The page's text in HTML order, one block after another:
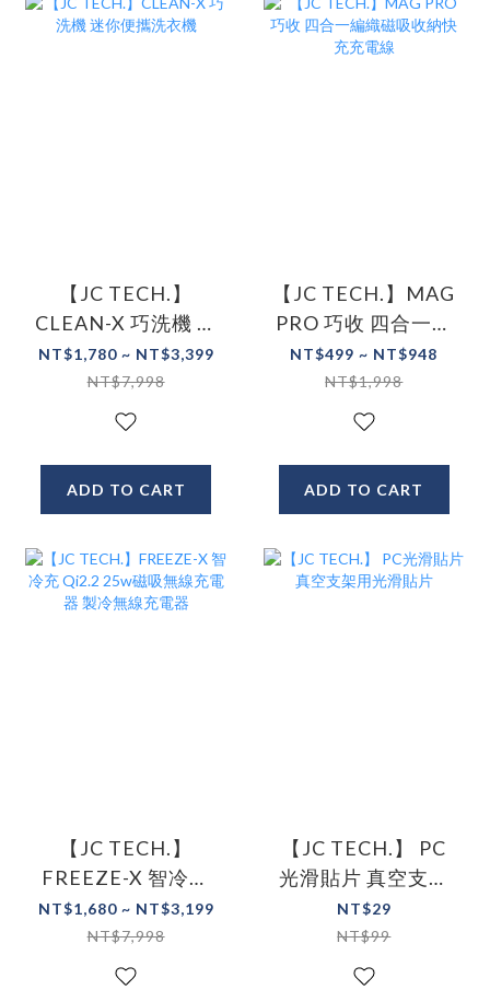
【JC TECH.】
CLEAN-X 巧洗機 迷
你便攜洗衣機
NT$1,780 ~ NT$3,399
NT$7,998
ADD TO CART
【JC TECH.】MAG
PRO 巧收 四合一編
織磁吸收納快充充
電線
NT$499 ~ NT$948
NT$1,998
ADD TO CART
【JC TECH.】
FREEZE-X 智冷充
Qi2.2 25w磁吸無線
充電器 製冷無線充
電器
NT$1,680 ~ NT$3,199
NT$7,998
【JC TECH.】 PC
光滑貼片 真空支架
用光滑貼片
NT$29
NT$99